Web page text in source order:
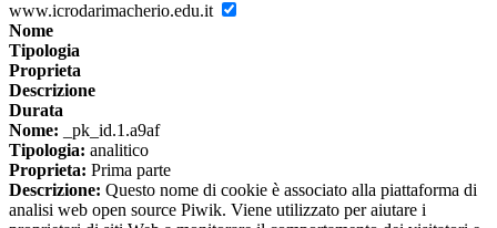
www.icrodarimacherio.edu.it
Nome
Tipologia
Proprieta
Descrizione
Durata
Nome: _pk_id.1.a9af
Tipologia: analitico
Proprieta: Prima parte
Descrizione: Questo nome di cookie è associato alla piattaforma di
analisi web open source Piwik. Viene utilizzato per aiutare i